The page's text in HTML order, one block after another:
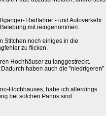
Radfahrer - und Autoverkehr
mit reingenommen.
Stitchen noch einiges in die
zu flicken.
Hochhäuser zu langgestreckt.
haben auch die "niedrigeren"
Hochhauses, habe ich allerdings
bei solchen Panos sind.